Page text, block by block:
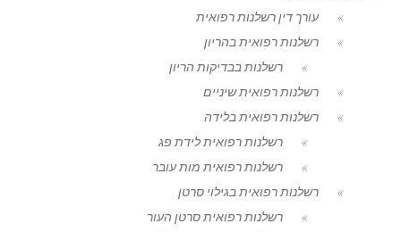
עורך דין רשלנות רפואית
רשלנות רפואית בהריון
רשלנות בבדיקות הריון
רשלנות רפואית שיניים
רשלנות רפואית בלידה
רשלנות רפואית לידת פג
רשלנות רפואית מות עובר
רשלנות רפואית בגילוי סרטן
רשלנות רפואית סרטן העור